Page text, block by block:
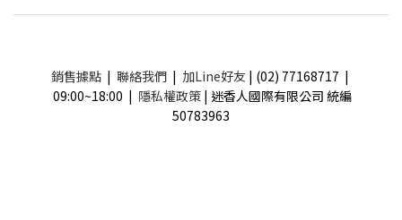
銷售據點| 聯絡我們| 加Line好友 | (02) 77168717 |
09:00~18:00 | 隱私權政策 | 迷香人國際有限公司 統編
50783963